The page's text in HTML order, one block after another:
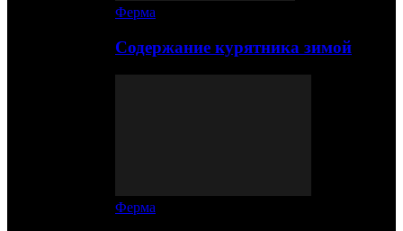
Ферма
Содержание курятника зимой
Ферма